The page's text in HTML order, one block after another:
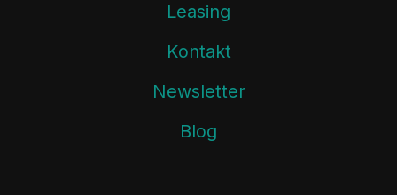
Leasing
Kontakt
Newsletter
Blog